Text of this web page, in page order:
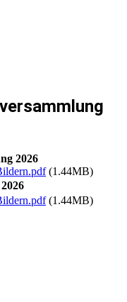
2026
(1.44MB)
(1.44MB)